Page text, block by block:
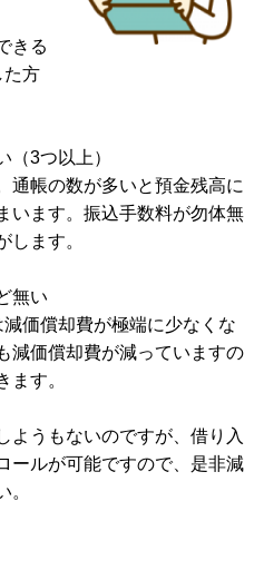
きる
た方
（3つ以上）
帳の数が多いと預金残高に
います。振込手数料が勿体無
します。
無い
価償却費が極端に少なくな
減価償却費が減っていますの
ます。
ようもないのですが、借り入
ールが可能ですので、是非減
。